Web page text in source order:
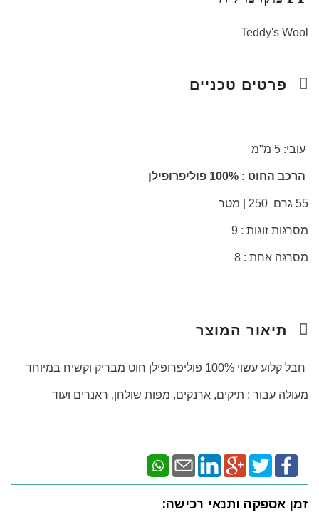
Teddy's Wool
פרטים טכניים
עובי: 5 מ"מ
הרכב החוט : 100% פוליפרופילן
55 גרם 250 | מטר
מסרגות זוגות : 9
מסרגה אחת : 8
תיאור המוצר
חבל קלוע עשוי 100% פוליפרופילן חוט מבריק וקשיח במיוחד
מעולה עבור : תיקים, ארנקים, מפות שולחן, ראנרים ועוד
זמן אספקה ותנאי רכישה: